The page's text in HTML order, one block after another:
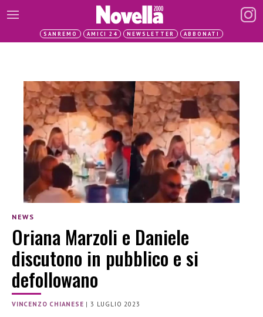
SANREMO AMICI 24 NEWSLETTER ABBONATI
NEWS
Oriana Marzoli e Daniele
discutono in pubblico e si
defollowano
VINCENZO CHIANESE |3 LUGLIO 2023